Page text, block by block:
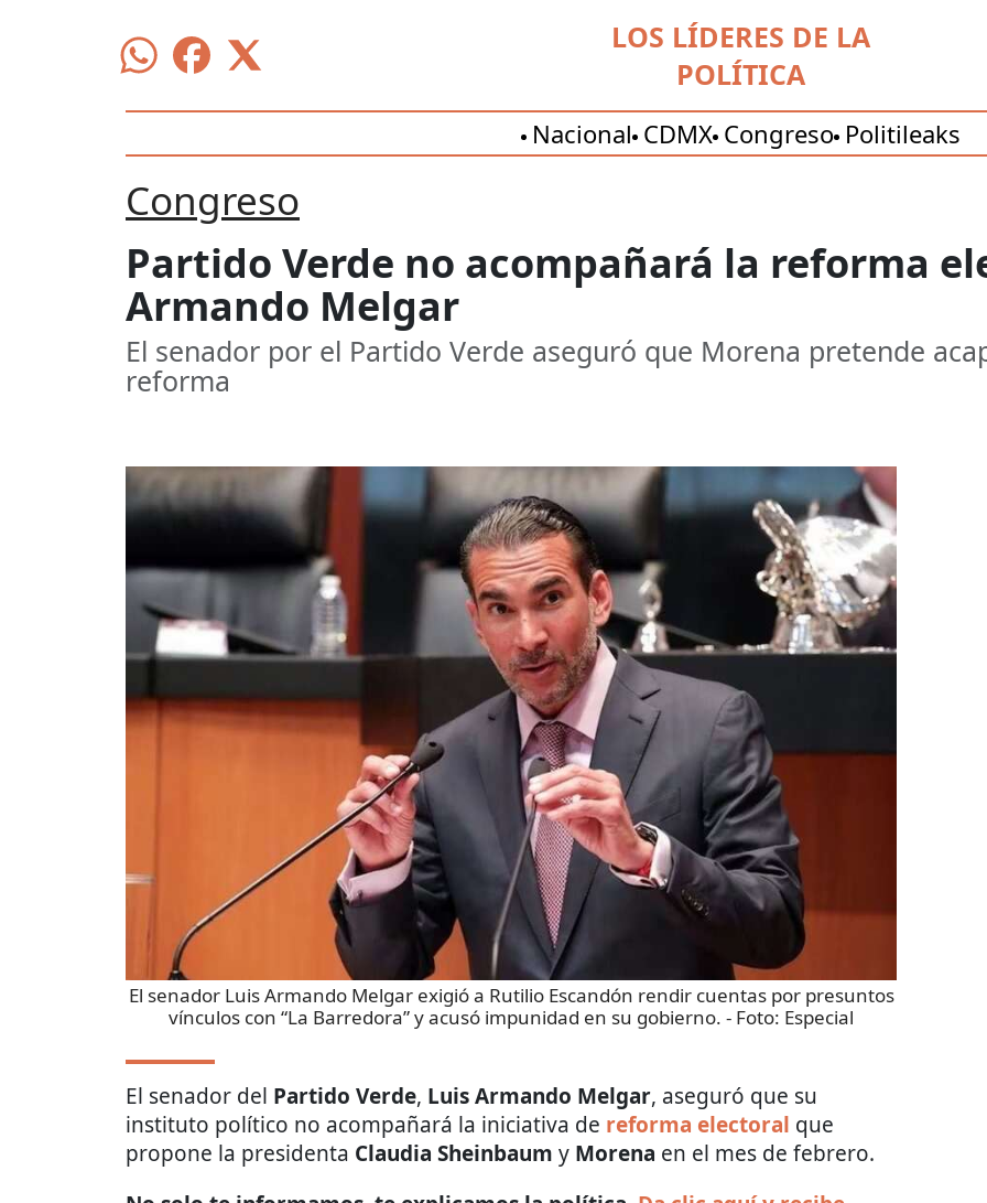
LOS LÍDERES DE LA
POLÍTICA
Nacional CDMX Congreso Politileaks
Congreso
Partido Verde no acompañará la reforma
Armando Melgar
El senador por el Partido Verde aseguró que Morena pretende
reforma
El senador Luis Armando Melgar exigió a Rutilio Escandón rendir cuentas por presuntos
vínculos con “La Barredora” y acusó impunidad en su gobierno. - Foto: Especial
El senador del Partido Verde, Luis Armando Melgar, aseguró que su
instituto político no acompañará la iniciativa de reforma electoral que
propone la presidenta Claudia Sheinbaum y Morena en el mes de febrero.